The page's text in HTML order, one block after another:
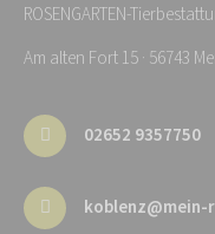
ROSENGARTEN-
Am alten Fort 15 · 56743
02652 9357750